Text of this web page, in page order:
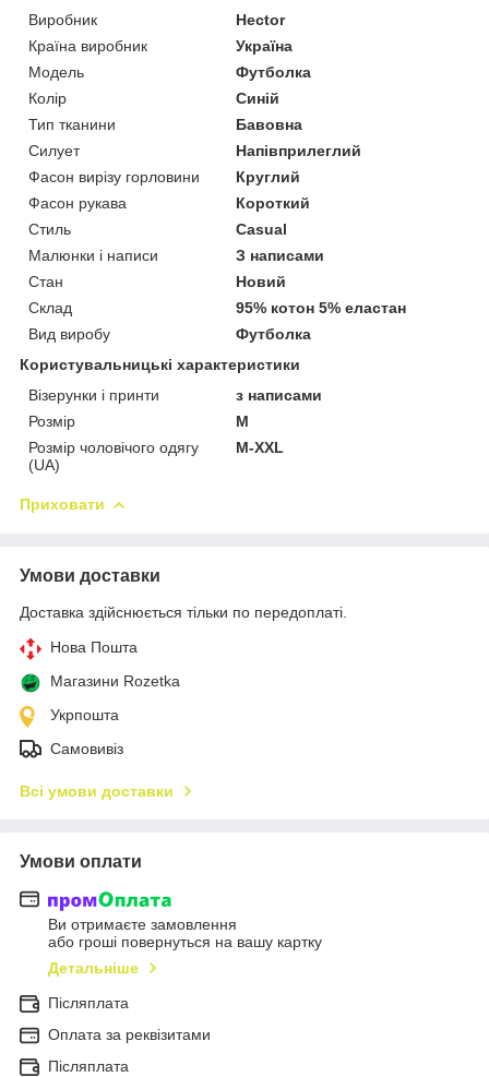
Виробник
Hector
Країна виробник
Україна
Модель
Футболка
Колір
Синій
Тип тканини
Бавовна
Силует
Напівприлеглий
Фасон вирізу горловини
Круглий
Фасон рукава
Короткий
Стиль
Casual
Малюнки і написи
З написами
Стан
Новий
Склад
95% котон 5% еластан
Вид виробу
Футболка
Користувальницькі характеристики
Візерунки і принти
з написами
Розмір
М
Розмір чоловічого одягу
(UA)
M-XXL
Приховати
Умови доставки
Доставка здійснюється тільки по передоплаті.
Нова Пошта
Магазини Rozetka
Укрпошта
Самовивіз
Всі умови доставки
Умови оплати
Ви отримаєте замовлення
або гроші повернуться на вашу картку
Детальніше
Післяплата
Оплата за реквізитами
Післяплата